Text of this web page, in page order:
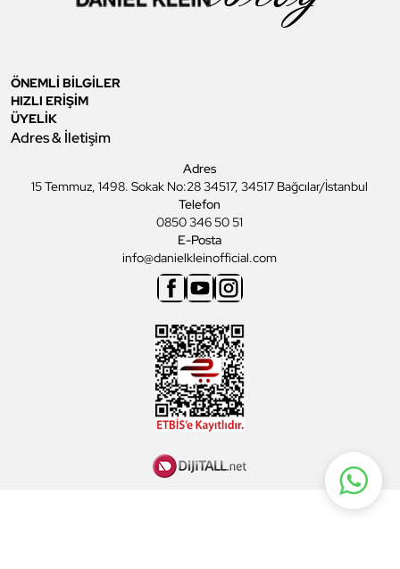
ÖNEMLİ BİLGİLER
HIZLI ERİŞİM
ÜYELİK
Adres & İletişim
Adres
15 Temmuz, 1498. Sokak No:28 34517, 34517 Bağcılar/İstanbul
Telefon
0850 346 50 51
E-Posta
info@danielkleinofficial.com
Facebook
YoutubeInstagram